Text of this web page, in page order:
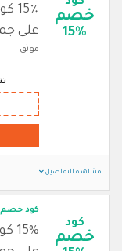
خصم
15%
على
موثق
مشاهدة التفاصيل
كود
خصم
كود خصم